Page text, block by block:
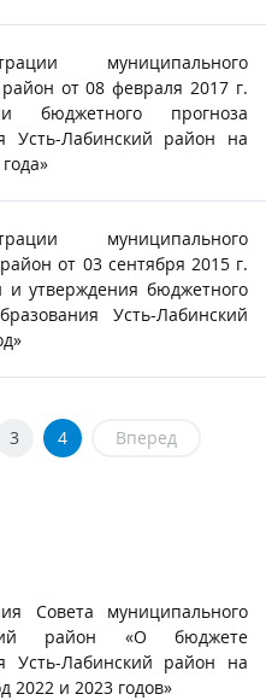
муниципального
от 08 февраля 2017 г.
прогноза
Усть-Лабинский район на
муниципального
от 03 сентября 2015 г.
утверждения бюджетного
Усть-Лабинский
3 4 Вперед
Совета муниципального
район «О бюджете
Усть-Лабинский район на
2022 и 2023 годов»